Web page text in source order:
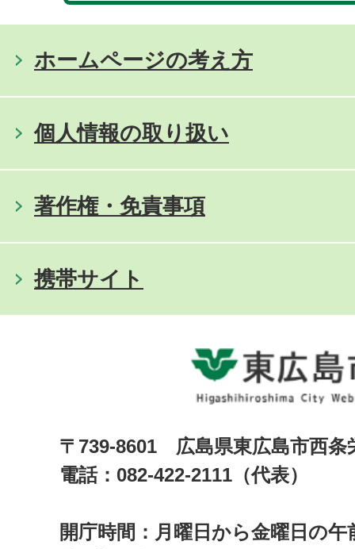
ホームページの考え方
個人情報の取り扱い
著作権・免責事項
携帯サイト
〒739-8601 広島県東広島市西
電話：082-422-2111（代表）
開庁時間：月曜日から金曜日の午